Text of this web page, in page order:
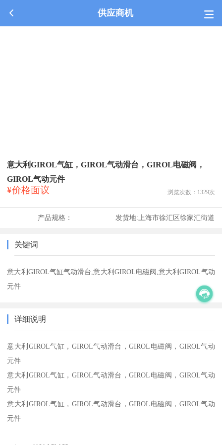
供应商机
意大利GIROL气缸，GIROL气动滑台，GIROL电磁阀，
GIROL气动元件
¥价格面议 浏览次数： 1329次
产品规格： 发货地:上海市徐汇区徐家汇街道
关键词
意大利GIROL气缸气动滑台,意大利GIROL电磁阀,意大利GIROL气动
元件
详细说明
意大利GIROL气缸，GIROL气动滑台，GIROL电磁阀，GIROL气动
元件
意大利GIROL气缸，GIROL气动滑台，GIROL电磁阀，GIROL气动
元件
意大利GIROL气缸，GIROL气动滑台，GIROL电磁阀，GIROL气动
元件